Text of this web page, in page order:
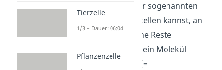
ein Molekül aus vier sogenannten
Pyrrol Ringen vorstellen kannst, an
das unterschiedliche Reste
gebunden sind. So ein Molekül
nennst du Derivat (=
Tierzelle
1/3 – Dauer: 06:04
Pflanzenzelle